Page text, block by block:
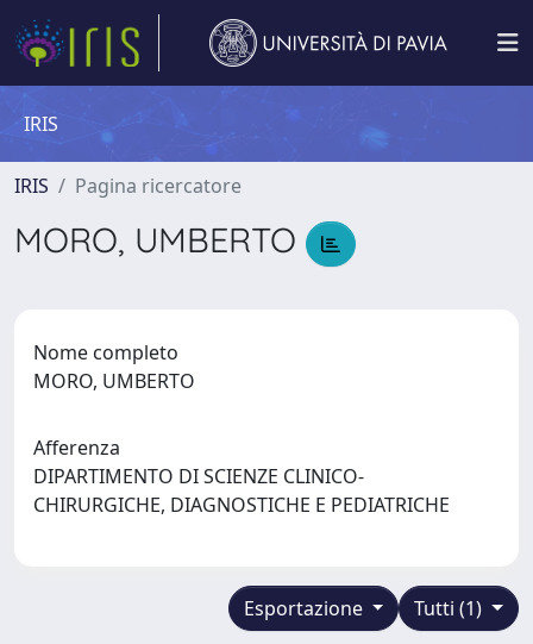
IRIS
IRIS Pagina ricercatore
MORO, UMBERTO
Nome completo
MORO, UMBERTO
Afferenza
DIPARTIMENTO DI SCIENZE CLINICO-
CHIRURGICHE, DIAGNOSTICHE E PEDIATRICHE
Tutti (1)
Esportazione